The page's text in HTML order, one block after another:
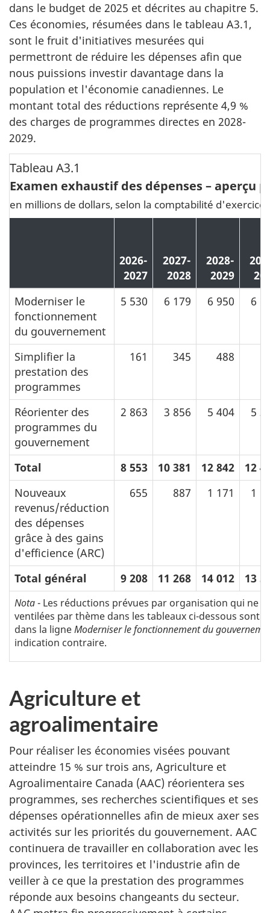
dans le budget de 2025 et décrites au chapitre 5.
Ces économies, résumées dans le tableau A3.1,
sont le fruit d'initiatives mesurées qui
permettront de réduire les dépenses afin que
nous puissions investir davantage dans la
population et l'économie canadiennes. Le
montant total des réductions représente 4,9 %
des charges de programmes directes en 2028-
2029.
Tableau A3.1
Examen exhaustif des dépenses – aperçu
en millions de dollars, selon la comptabilité d'exercice
2026-
2027
2027-
2028
2028-
2029
Moderniser le
fonctionnement
du gouvernement
5 530 6 179 6 950 6
Simplifier la
prestation des
programmes
161 345 488
Réorienter des
programmes du
gouvernement
2 863 3 856 5 404 5
Total 8 553 10 381 12 842
12
Nouveaux
revenus/réduction
des dépenses
grâce à des gains
d'efficience (ARC)
655 887 1 171 1
Total général 9 208 11 268 14 012 13
Nota- Les réductions prévues par organisation qui ne
ventilées par thème dans les tableaux ci-dessous sont
dans la ligneModerniser le fonctionnement du
indication contraire.
Agriculture et
agroalimentaire
Pour réaliser les économies visées pouvant
atteindre 15 % sur trois ans, Agriculture et
Agroalimentaire Canada (AAC) réorientera ses
programmes, ses recherches scientifiques et ses
dépenses opérationnelles afin de mieux axer ses
activités sur les priorités du gouvernement. AAC
continuera de travailler en collaboration avec les
provinces, les territoires et l'industrie afin de
veiller à ce que la prestation des programmes
réponde aux besoins changeants du secteur.